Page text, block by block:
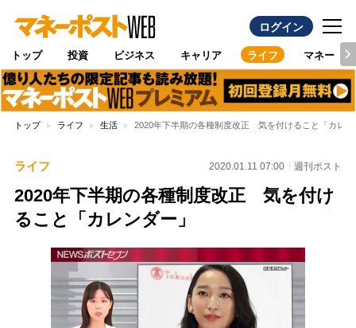
ログイン
トップ 投資 ビジネス キャリア ライフ マネー
トップ ライフ 生活 2020年下半期の各種制度改正 気を付けること「カレン
ライフ 2020.01.11 07:00 週刊ポスト
2020年下半期の各種制度改正 気を付け
ること「カレンダー」